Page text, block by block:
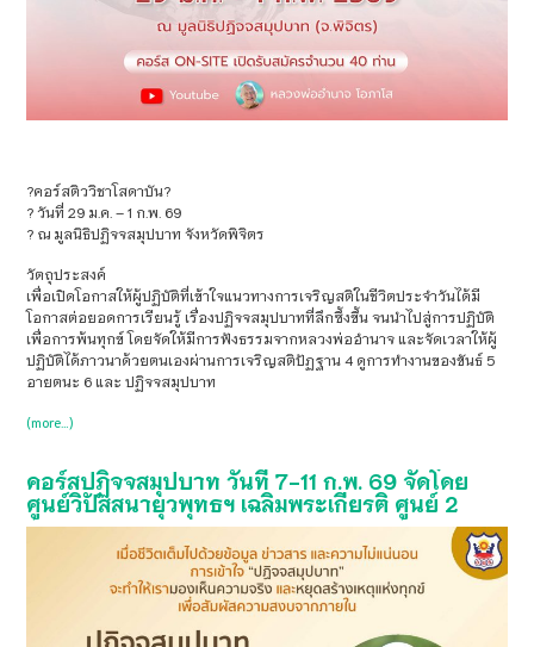
?คอร์สติววิชาโสดาบัน?
?️ วันที่ 29 ม.ค. – 1 ก.พ. 69
? ณ มูลนิธิปฏิจจสมุปบาท จังหวัดพิจิตร
วัตถุประสงค์
เพื่อเปิดโอกาสให้ผู้ปฏิบัติที่เข้าใจแนวทางการเจริญสติในชีวิตประจำวันได้มี
โอกาสต่อยอดการเรียนรู้ เรื่องปฏิจจสมุปบาทที่ลึกซึ้งขึ้น จนนำไปสู่การปฏิบัติ
เพื่อการพ้นทุกข์ โดยจัดให้มีการฟังธรรมจากหลวงพ่ออำนาจ และจัดเวลาให้ผู้
ปฏิบัติได้ภาวนาด้วยตนเองผ่านการเจริญสติปัฏฐาน 4 ดูการทำงานของขันธ์ 5
อายตนะ 6 และ ปฏิจจสมุปบาท
(more…)
คอร์สปฏิจจสมุปบาท วันที่ 7-11 ก.พ. 69 จัดโดย
ศูนย์วิปัสสนายุวพุทธฯ เฉลิมพระเกียรติ ศูนย์ 2